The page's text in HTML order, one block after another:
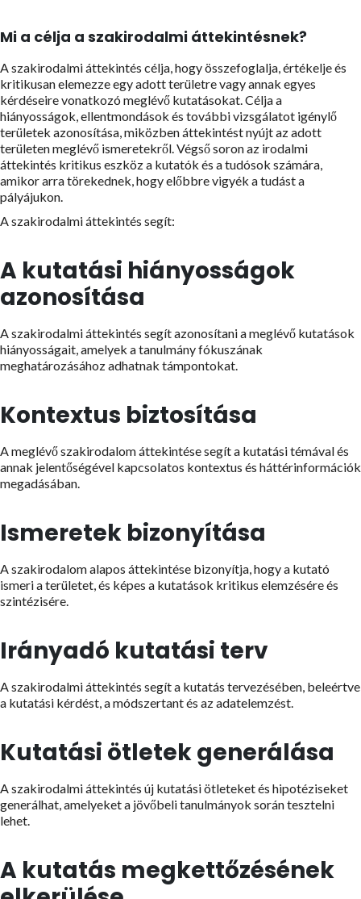
Mi a célja a szakirodalmi áttekintésnek?
A szakirodalmi áttekintés célja, hogy összefoglalja, értékelje és
kritikusan elemezze egy adott területre vagy annak egyes
kérdéseire vonatkozó meglévő kutatásokat. Célja a
hiányosságok, ellentmondások és további vizsgálatot igénylő
területek azonosítása, miközben áttekintést nyújt az adott
területen meglévő ismeretekről. Végső soron az irodalmi
áttekintés kritikus eszköz a kutatók és a tudósok számára,
amikor arra törekednek, hogy előbbre vigyék a tudást a
pályájukon.
A szakirodalmi áttekintés segít:
A kutatási hiányosságok
azonosítása
A szakirodalmi áttekintés segít azonosítani a meglévő kutatások
hiányosságait, amelyek a tanulmány fókuszának
meghatározásához adhatnak támpontokat.
Kontextus biztosítása
A meglévő szakirodalom áttekintése segít a kutatási témával és
annak jelentőségével kapcsolatos kontextus és háttérinformációk
megadásában.
Ismeretek bizonyítása
A szakirodalom alapos áttekintése bizonyítja, hogy a kutató
ismeri a területet, és képes a kutatások kritikus elemzésére és
szintézisére.
Irányadó kutatási terv
A szakirodalmi áttekintés segít a kutatás tervezésében, beleértve
a kutatási kérdést, a módszertant és az adatelemzést.
Kutatási ötletek generálása
A szakirodalmi áttekintés új kutatási ötleteket és hipotéziseket
generálhat, amelyeket a jövőbeli tanulmányok során tesztelni
lehet.
A kutatás megkettőzésének